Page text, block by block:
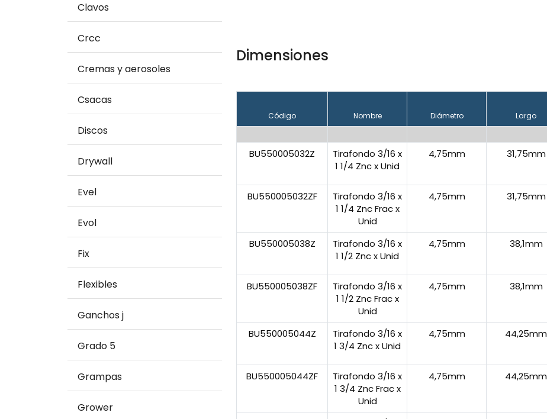
Clavos
Crcc
Cremas y aerosoles
Csacas
Discos
Drywall
Evel
Evol
Fix
Flexibles
Ganchos j
Grado 5
Grampas
Grower
Dimensiones
Código Nombre Diámetro Largo
BU550005032Z
Tirafondo 3/16 x
1 1/4 Znc x Unid
4,75mm 31,75mm
BU550005032ZF
Tirafondo 3/16 x
1 1/4 Znc Frac x
Unid
4,75mm 31,75mm
BU550005038Z
Tirafondo 3/16 x
1 1/2 Znc x Unid
4,75mm 38,1mm
BU550005038ZF
Tirafondo 3/16 x
1 1/2 Znc Frac x
Unid
4,75mm 38,1mm
BU550005044Z
Tirafondo 3/16 x
1 3/4 Znc x Unid
4,75mm 44,25mm
BU550005044ZF
Tirafondo 3/16 x
1 3/4 Znc Frac x
Unid
4,75mm 44,25mm